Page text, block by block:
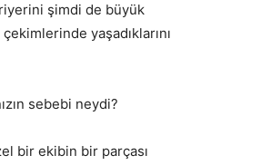
şimdi de büyük
yaşadıklarını
sebebi neydi?
bir ekibin bir parçası